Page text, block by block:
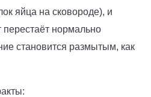
яйца на сковороде), и
перестаёт нормально
становится размытым, как